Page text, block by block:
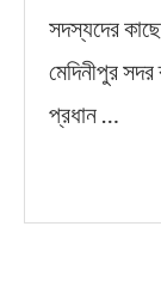
সদস্যদের
মেদিনীপুর
প্রধান …